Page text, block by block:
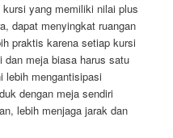
yang memiliki nilai plus
dapat menyingkat ruangan
praktis karena setiap kursi
meja biasa harus satu
lebih mengantisipasi
dengan meja sendiri
lebih menjaga jarak dan